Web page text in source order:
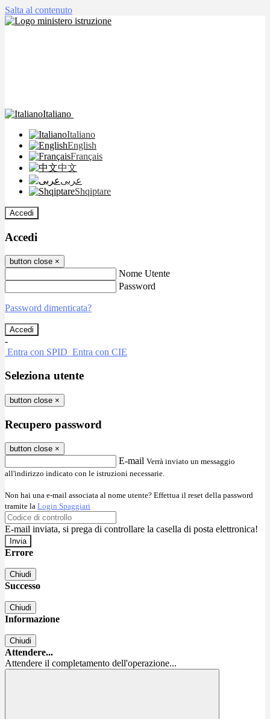
Salta al contenuto
Italiano
Italiano
English
Français
中文
عربى
Shqiptare
Accedi
Accedi
button close ×
Nome Utente
Password
Password dimenticata?
-
Entra con SPID Entra con CIE
Seleziona utente
button close ×
Recupero password
button close ×
E-mail Verrà inviato un messaggio
all'indirizzo indicato con le istruzioni necessarie.
Non hai una e-mail associata al nome utente? Effettua il reset della password
tramite la Login Spaggiari
E-mail inviata, si prega di controllare la casella di posta elettronica!
Errore
Chiudi
Successo
Chiudi
Informazione
Chiudi
Attendere...
Attendere il completamento dell'operazione...